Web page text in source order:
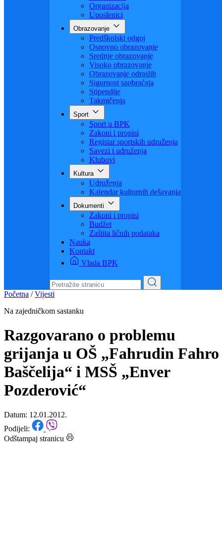
Ministarstvo
Ministar
Nadležnosti
Organizacija
Uposlenici
Obrazovanje
Predškolski odgoj
Osnovno obrazovanje
Srednje obrazovanje
Visoko obrazovanje
Obrazovanje odraslih
Sigurnost saobraćaja
Stipendije
Takmičenja
Sport
Sport u BPK
Zakoni i propisi
Registar sportskih udruženja
Savezi i udruženja
Klubovi
Udruženja
Kalendar kulturnih dešavanja
Dokumenti
Zakoni i propisi
Budžet
Zaštita ličnih podataka
Nauka
Kontakt
Vlada BPK
Na zajedničkom sastanku
Razgovarano o problemu
grijanja u OŠ „Fahrudin Fahro
Baščelija“ i MSŠ „Enver
Pozderović“
Datum: 12.01.2012.